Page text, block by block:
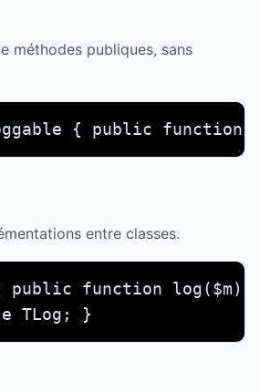
méthodes publiques, sans
{ public
entre classes.
function log($m){
TLog; }